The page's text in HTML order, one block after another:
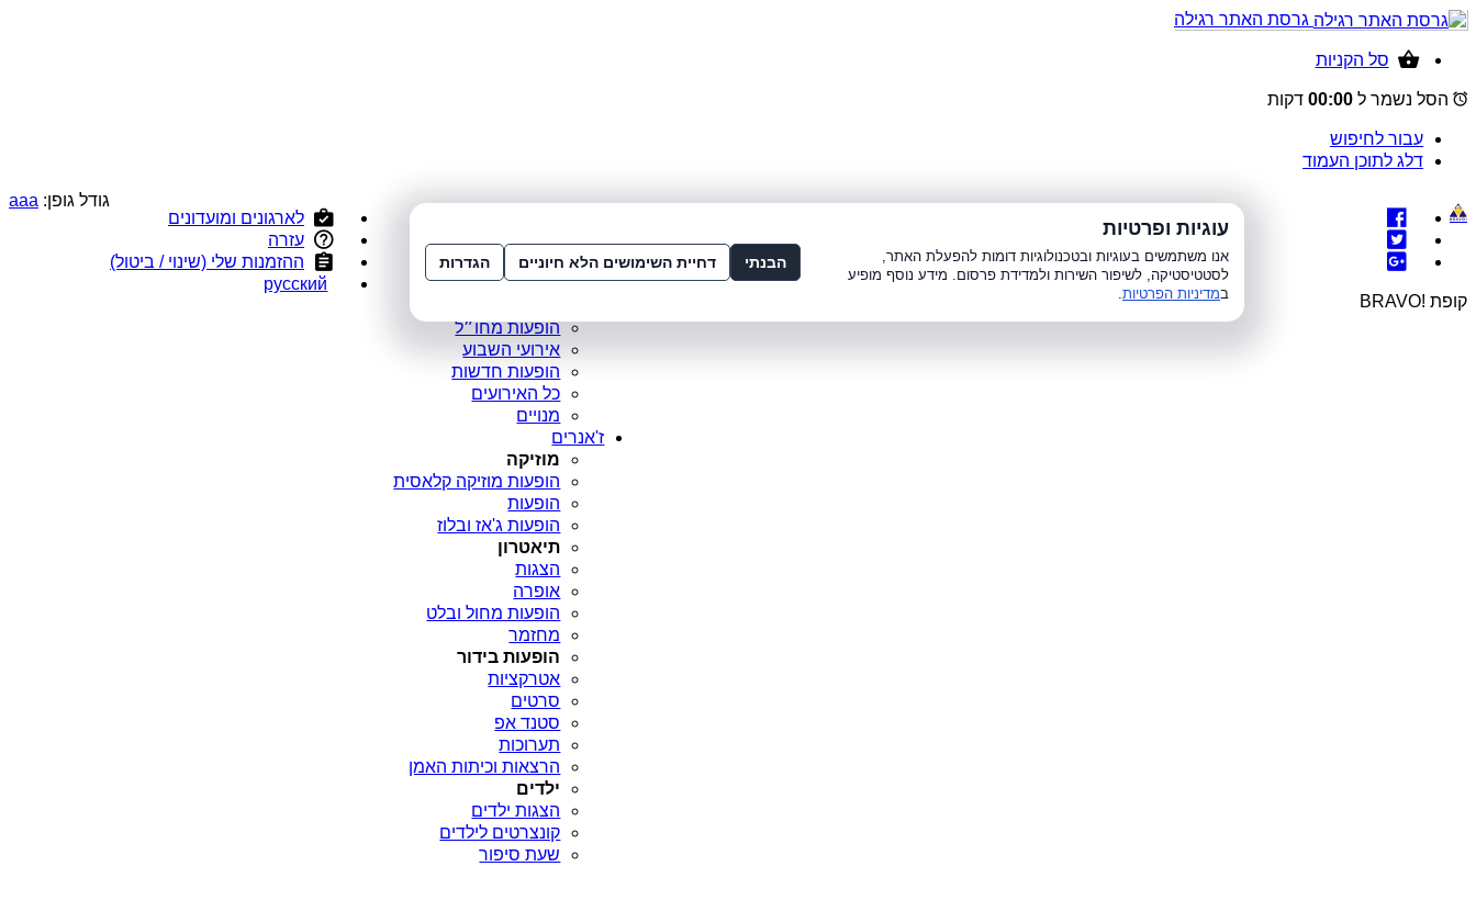
גרסת האתר רגילה
סל הקניות
הסל נשמר ל 00:00 דקות
עבור לחיפוש
דלג לתוכן העמוד
גודל גופן: aaa
קופת !BRAVO
עמוד ראשי
סופר פרייס
מופעים מומלצים
הופעות מחו״ל
אירועי השבוע
הופעות חדשות
כל האירועים
מנויים
ז'אנרים
מוזיקה
הופעות מוזיקה קלאסית
הופעות
הופעות ג'אז ובלוז
תיאטרון
הצגות
אופרה
הופעות מחול ובלט
מחזמר
הופעות בידור
אטרקציות
סרטים
סטנד אפ
תערוכות
הרצאות וכיתות האמן
ילדים
הצגות ילדים
קונצרטים לילדים
שעת סיפור
לארגונים ומועדונים
עזרה
ההזמנות שלי (שינוי / ביטול)
русский
עוגיות ופרטיות
אנו משתמשים בעוגיות ובטכנולוגיות דומות להפעלת האתר,
לסטטיסטיקה, לשיפור השירות ולמדידת פרסום. מידע נוסף מופיע
במדיניות הפרטיות
הבנתי דחיית השימושים הלא חיוניים הגדרות